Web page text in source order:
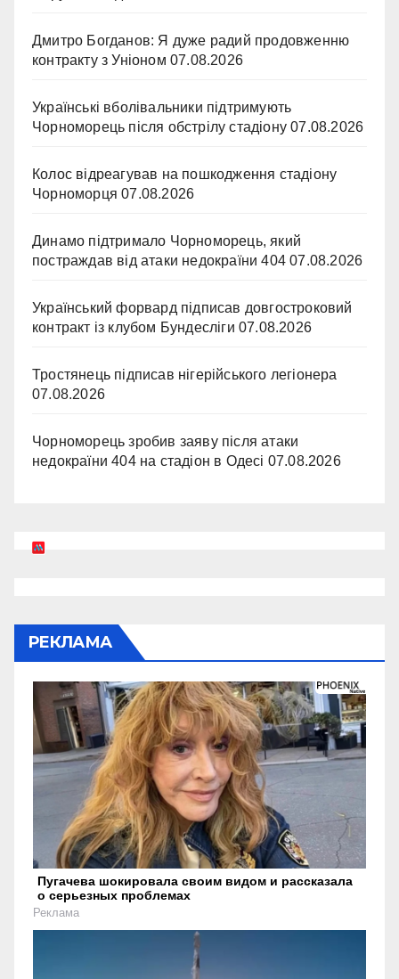
Дмитро Богданов: Я дуже радий продовженню
контракту з Уніоном 07.08.2026
Українські вболівальники підтримують
Чорноморець після обстрілу стадіону 07.08.2026
Колос відреагував на пошкодження стадіону
Чорноморця 07.08.2026
Динамо підтримало Чорноморець, який
постраждав від атаки недокраїни 404 07.08.2026
Український форвард підписав довгостроковий
контракт із клубом Бундесліги 07.08.2026
Тростянець підписав нігерійського легіонера
07.08.2026
Чорноморець зробив заяву після атаки
недокраїни 404 на стадіон в Одесі 07.08.2026
РЕКЛАМА
Пугачева шокировала своим видом и рассказала
о серьезных проблемах
Реклама